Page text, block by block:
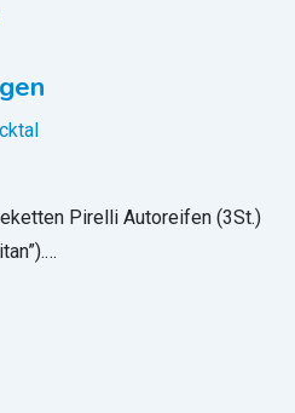
Pirelli Autoreifen (3St.)